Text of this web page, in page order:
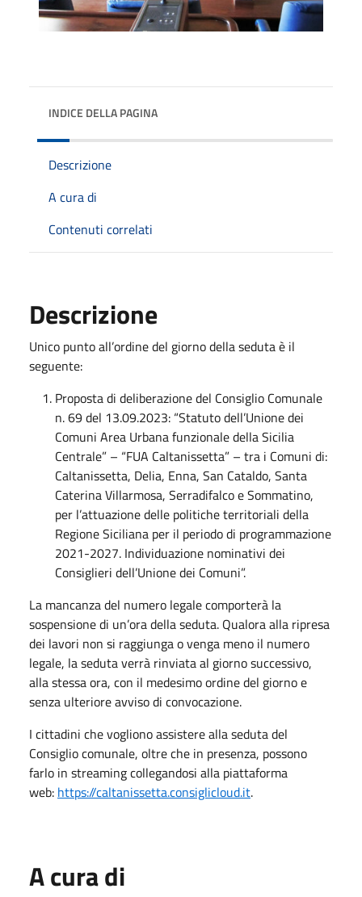
INDICE DELLA PAGINA
Descrizione
A cura di
Contenuti correlati
Descrizione
Unico punto all’ordine del giorno della seduta è il
seguente:
Proposta di deliberazione del Consiglio Comunale
n. 69 del 13.09.2023: “Statuto dell’Unione dei
Comuni Area Urbana funzionale della Sicilia
Centrale” – “FUA Caltanissetta” – tra i Comuni di:
Caltanissetta, Delia, Enna, San Cataldo, Santa
Caterina Villarmosa, Serradifalco e Sommatino,
per l’attuazione delle politiche territoriali della
Regione Siciliana per il periodo di programmazione
2021-2027. Individuazione nominativi dei
Consiglieri dell’Unione dei Comuni”.
La mancanza del numero legale comporterà la
sospensione di un’ora della seduta. Qualora alla ripresa
dei lavori non si raggiunga o venga meno il numero
legale, la seduta verrà rinviata al giorno successivo,
alla stessa ora, con il medesimo ordine del giorno e
senza ulteriore avviso di convocazione.
I cittadini che vogliono assistere alla seduta del
Consiglio comunale, oltre che in presenza, possono
farlo in streaming collegandosi alla piattaforma
web: https://caltanissetta.consiglicloud.it.
A cura di